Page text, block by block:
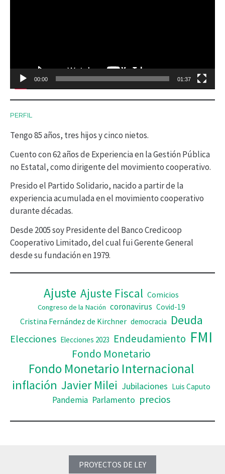
d
c
t
o
r
d
e
v
d
e
o
00:00 01:37
PERFIL
Tengo 85 años, tres hijos y cinco nietos.
Cuento con 62 años de Experiencia en la Gestión Pública
no Estatal, como dirigente del movimiento cooperativo.
Presido el Partido Solidario, nacido a partir de la
experiencia acumulada en el movimiento cooperativo
durante décadas.
Desde 2005 soy Presidente del Banco Credicoop
Cooperativo Limitado, del cual fui Gerente General
desde su fundación en 1979.
Ajuste Ajuste Fiscal Comicios
Congreso de la Nación coronavirus Covid-19
Cristina Fernández de Kirchner democracia Deuda
Elecciones Elecciones 2023 Endeudamiento FMI
Fondo Monetario
Fondo Monetario Internacional
inflación Javier Milei Jubilaciones Luis Caputo
Pandemia Parlamento precios
PROYECTOS DE LEY